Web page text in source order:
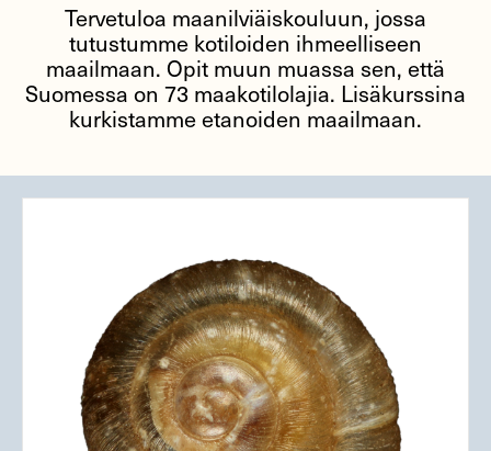
Tervetuloa maanilviäiskouluun, jossa
tutustumme kotiloiden ihmeelliseen
maailmaan. Opit muun muassa sen, että
Suomessa on 73 maakotilolajia. Lisäkurssina
kurkistamme etanoiden maailmaan.